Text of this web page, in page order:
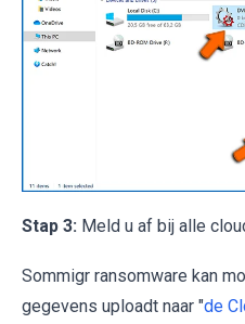
Stap 3: Meld u af bij alle
Sommigr ransomware kan
gegevens uploadt naar "de